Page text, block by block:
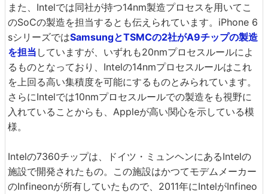
また、Intelでは同社が持つ14nm製造プロセスを用いてこ
のSoCの製造を担当するとも伝えられています。iPhone 6
sシリーズではSamsungとTSMCの2社がA9チップの製造
を担当 していますが、いずれも20nmプロセスルールによ
るものとなっており、Intelの14nmプロセスルールはこれ
を上回る高い集積度を可能にするものとみられています。
さらにIntelでは10nmプロセスルールでの製造をも視野に
入れていることからも、Appleが高い関心を示している模
様。
Intelの7360チップは、ドイツ・ミュンヘンにあるIntelの
施設で開発されたもの。この施設はかつてモデムメーカー
のInfineonが所有していたもので、2011年にIntelがInfineo